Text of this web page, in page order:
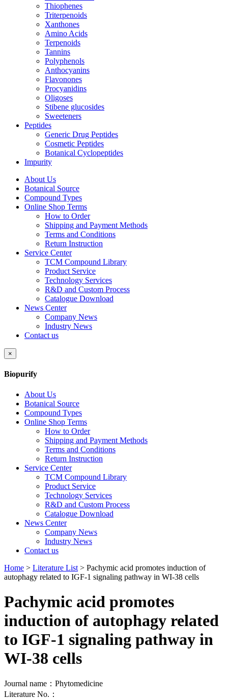
Thiophenes
Triterpenoids
Xanthones
Amino Acids
Terpenoids
Tannins
Polyphenols
Anthocyanins
Flavonones
Procyanidins
Oligoses
Stibene glucosides
Sweeteners
Peptides
Generic Drug Peptides
Cosmetic Peptides
Botanical Cyclopeptides
Impurity
About Us
Botanical Source
Compound Types
Online Shop Terms
How to Order
Shipping and Payment Methods
Terms and Conditions
Return Instruction
Service Center
TCM Compound Library
Product Service
Technology Services
R&D and Custom Process
Catalogue Download
News Center
Company News
Industry News
Contact us
×
Biopurify
About Us
Botanical Source
Compound Types
Online Shop Terms
How to Order
Shipping and Payment Methods
Terms and Conditions
Return Instruction
Service Center
TCM Compound Library
Product Service
Technology Services
R&D and Custom Process
Catalogue Download
News Center
Company News
Industry News
Contact us
Home > Literature List > Pachymic acid promotes induction of
autophagy related to IGF-1 signaling pathway in WI-38 cells
Pachymic acid promotes
induction of autophagy related
to IGF-1 signaling pathway in
WI-38 cells
Journal name：Phytomedicine
Literature No.：